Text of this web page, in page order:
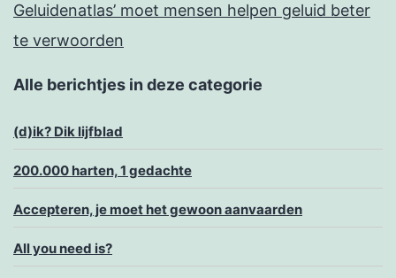
Geluidenatlas’ moet mensen helpen geluid beter
te verwoorden
Alle berichtjes in deze categorie
(d)ik? Dik lijfblad
200.000 harten, 1 gedachte
Accepteren, je moet het gewoon aanvaarden
All you need is?